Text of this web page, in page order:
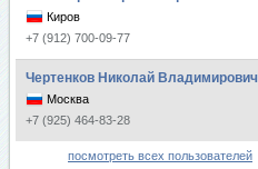
Киров
+7 (912) 700-09-77
Чертенков Николай Владимирович
Москва
+7 (925) 464-83-28
посмотреть всех пользователей